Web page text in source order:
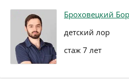
Броховецкий
детский лор
стаж 7 лет